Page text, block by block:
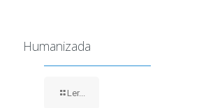
Humanizada
Ler...